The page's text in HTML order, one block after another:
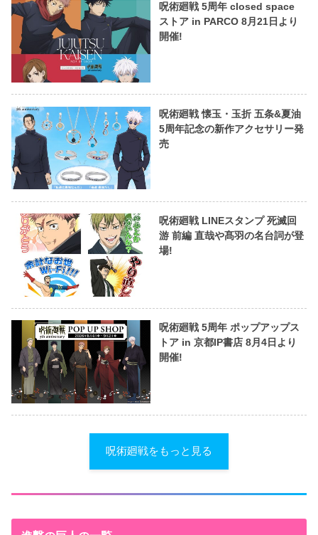
呪術廻戦 5周年 closed space
ストア in PARCO 8月21日より
開催!
呪術廻戦 懐玉・玉折 五条&夏油
5周年記念の新作アクセサリー発
売
呪術廻戦 LINEスタンプ 死滅回
游 前編 直哉や髙羽の名台詞が登
場!
呪術廻戦 5周年 ポップアップス
トア in 京都IP書店 8月4日より
開催!
呪術廻戦をもっと見る